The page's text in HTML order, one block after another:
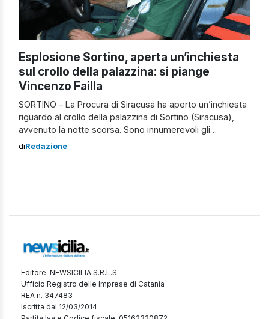
Esplosione Sortino, aperta un’inchiesta
sul crollo della palazzina: si piange
Vincenzo Failla
SORTINO – La Procura di Siracusa ha aperto un’inchiesta
riguardo al crollo della palazzina di Sortino (Siracusa),
avvenuto la notte scorsa. Sono innumerevoli gli
interrogativi su quanto accaduto in via Carlentini. Non si
diRedazione
Editore: NEWSICILIA S.R.L.S.
Ufficio Registro delle Imprese di Catania
REA n. 347483
Iscritta dal 12/03/2014